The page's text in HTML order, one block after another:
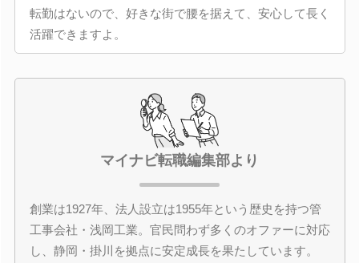
転勤はないので、好きな街で腰を据えて、安心して長く
活躍できますよ。
マイナビ転職編集部より
創業は1927年、法人設立は1955年という歴史を持つ管
工事会社・浅岡工業。官民問わず多くのオファーに対応
し、静岡・掛川を拠点に安定成長を果たしています。